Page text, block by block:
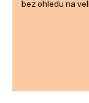
bez ohledu na